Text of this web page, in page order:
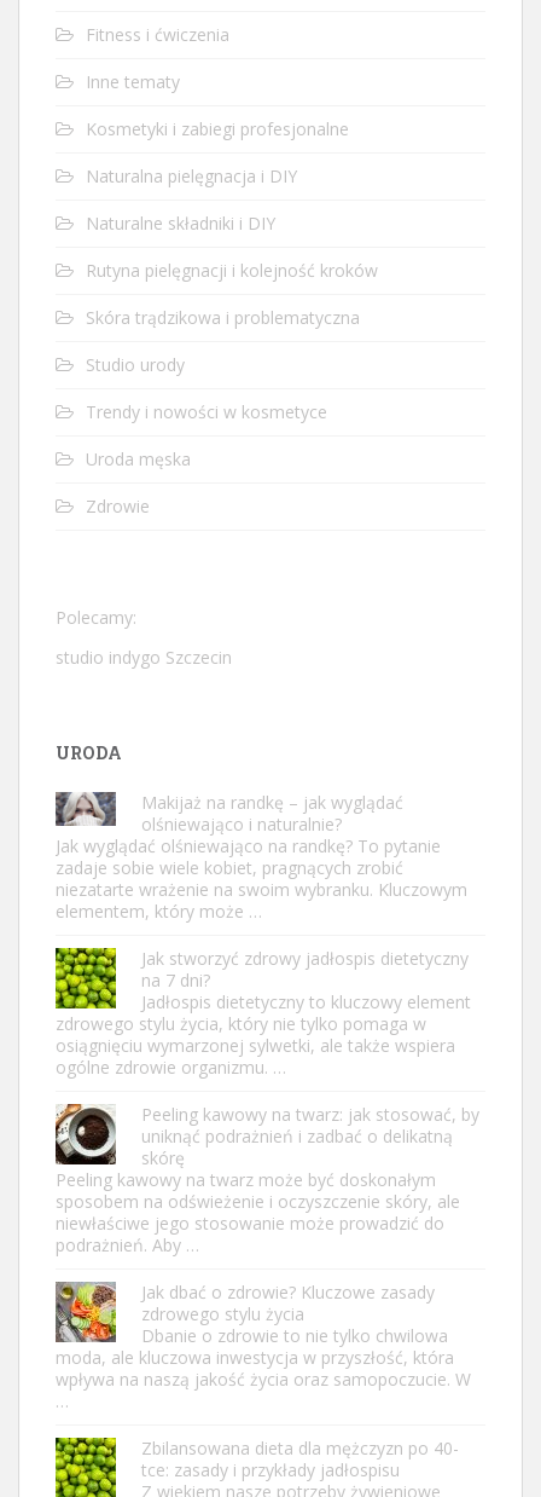
Fitness i ćwiczenia
Inne tematy
Kosmetyki i zabiegi profesjonalne
Naturalna pielęgnacja i DIY
Naturalne składniki i DIY
Rutyna pielęgnacji i kolejność kroków
Skóra trądzikowa i problematyczna
Studio urody
Trendy i nowości w kosmetyce
Uroda męska
Zdrowie
Polecamy:
studio indygo Szczecin
URODA
Makijaż na randkę – jak wyglądać
olśniewająco i naturalnie?
Jak wyglądać olśniewająco na randkę? To pytanie
zadaje sobie wiele kobiet, pragnących zrobić
niezatarte wrażenie na swoim wybranku. Kluczowym
elementem, który może …
Jak stworzyć zdrowy jadłospis dietetyczny
na 7 dni?
Jadłospis dietetyczny to kluczowy element
zdrowego stylu życia, który nie tylko pomaga w
osiągnięciu wymarzonej sylwetki, ale także wspiera
ogólne zdrowie organizmu. …
Peeling kawowy na twarz: jak stosować, by
uniknąć podrażnień i zadbać o delikatną
skórę
Peeling kawowy na twarz może być doskonałym
sposobem na odświeżenie i oczyszczenie skóry, ale
niewłaściwe jego stosowanie może prowadzić do
podrażnień. Aby …
Jak dbać o zdrowie? Kluczowe zasady
zdrowego stylu życia
Dbanie o zdrowie to nie tylko chwilowa
moda, ale kluczowa inwestycja w przyszłość, która
wpływa na naszą jakość życia oraz samopoczucie. W
…
Zbilansowana dieta dla mężczyzn po 40-
tce: zasady i przykłady jadłospisu
Z wiekiem nasze potrzeby żywieniowe